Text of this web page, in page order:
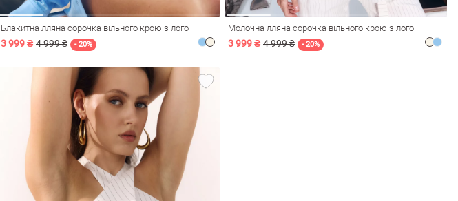
Блакитна лляна сорочка вільного крою з лого
3 999 ₴ 4 999 ₴ - 20%
Молочна лляна сорочка вільного крою з лого
3 999 ₴ 4 999 ₴ - 20%